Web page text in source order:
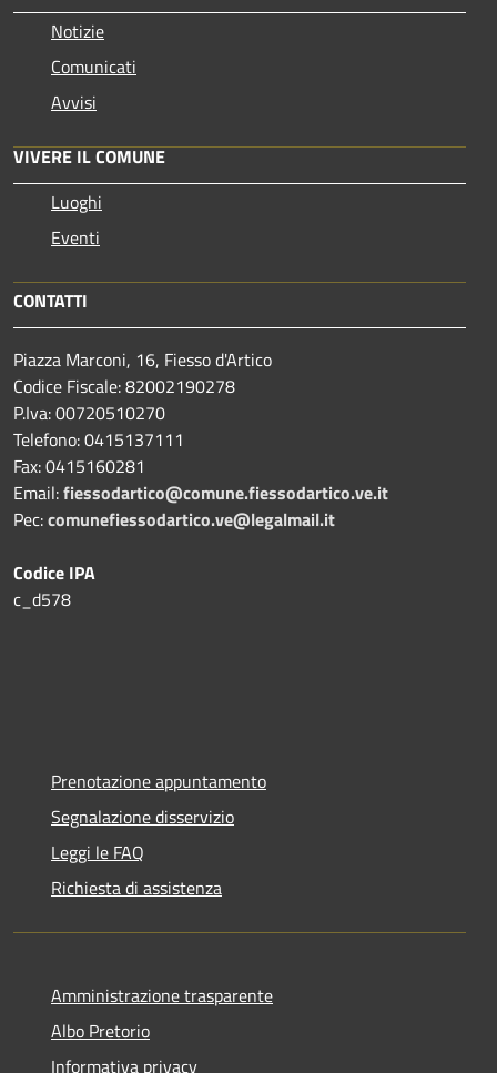
Notizie
Comunicati
Avvisi
VIVERE IL COMUNE
Luoghi
Eventi
CONTATTI
Piazza Marconi, 16, Fiesso d'Artico
Codice Fiscale: 82002190278
P.Iva: 00720510270
Telefono:0415137111
Fax:0415160281
Email:fiessodartico@comune.fiessodartico.ve.it
Pec:comunefiessodartico.ve@legalmail.it
Codice IPA
c_d578
Prenotazione appuntamento
Segnalazione disservizio
Leggi le FAQ
Richiesta di assistenza
Amministrazione trasparente
Albo Pretorio
Informativa privacy